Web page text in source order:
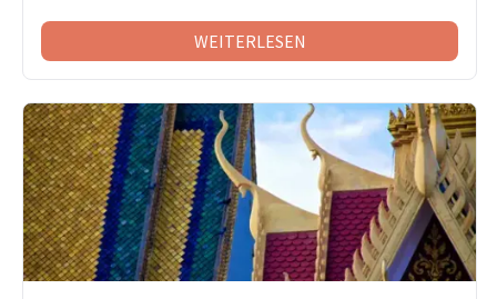
WEITERLESEN